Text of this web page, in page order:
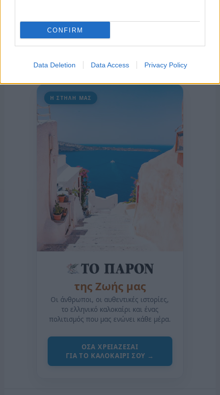
CONFIRM
Data Deletion Data Access Privacy Policy
Η ΣΤΗΛΗ ΜΑΣ
της Ζωής μας
Οι άνθρωποι, οι αυθεντικές ιστορίες,
το ελληνικό καλοκαίρι και ένας
πολιτισμός που μας ενώνει κάθε μέρα.
ΟΣΑ ΧΡΕΙΑΖΕΣΑΙ
ΓΙΑ ΤΟ ΚΑΛΟΚΑΙΡΙ ΣΟΥ →